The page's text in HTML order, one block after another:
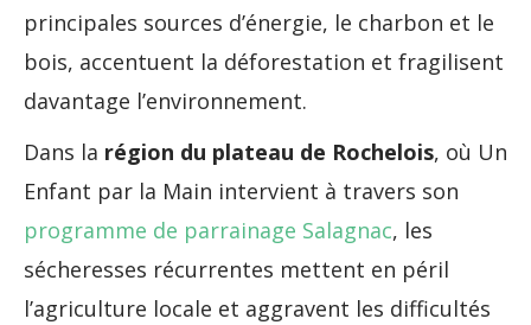
principales sources d’énergie, le charbon et le
bois, accentuent la déforestation et fragilisent
davantage l’environnement.
Dans la région du plateau de Rochelois, où Un
Enfant par la Main intervient à travers son
programme de parrainage Salagnac, les
sécheresses récurrentes mettent en péril
l’agriculture locale et aggravent les difficultés